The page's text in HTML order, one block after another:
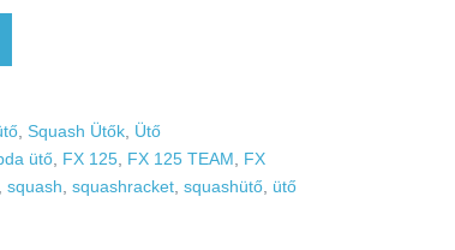
Squash Ütők Ütő
ütő FX 125 FX 125 TEAM
FX
,squash ,squashracket ,squashütő ütő